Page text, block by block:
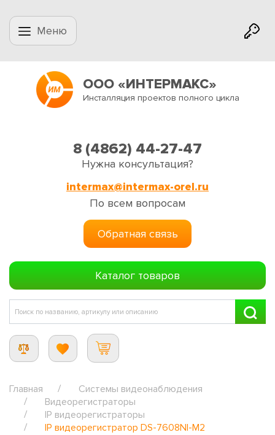
Меню
ООО «ИНТЕРМАКС»
Инсталляция проектов полного цикла
8 (4862) 44-27-47
Нужна консультация?
intermax@intermax-orel.ru
По всем вопросам
Обратная связь
Каталог товаров
Главная
Системы видеонаблюдения
Видеорегистраторы
IP видеорегистраторы
IP видеорегистратор DS-7608NI-M2